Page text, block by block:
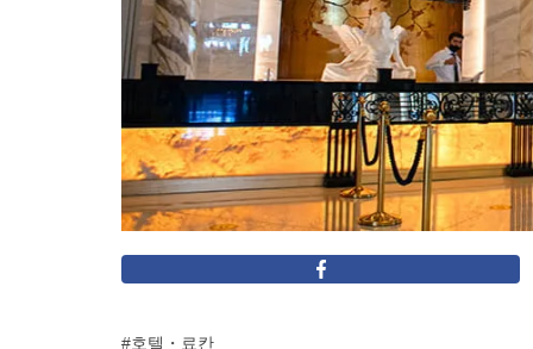
호텔・료칸